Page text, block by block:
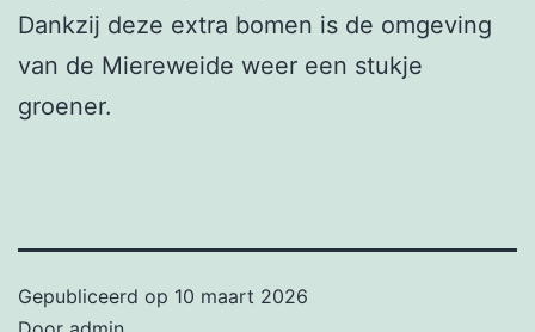
Dankzij deze extra bomen is de omgeving
van de Miereweide weer een stukje
groener.
Gepubliceerd op 10 maart 2026